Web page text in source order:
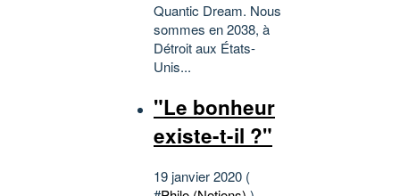
Quantic Dream. Nous
sommes en 2038, à
Détroit aux États-
Unis...
"Le bonheur
existe-t-il ?"
19 janvier 2020 (